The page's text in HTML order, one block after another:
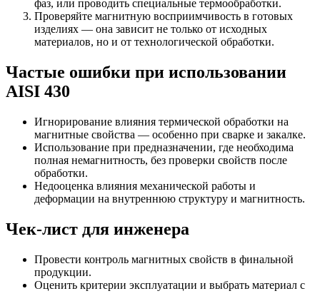
фаз, или проводить специальные термообработки.
Проверяйте магнитную восприимчивость в готовых
изделиях — она зависит не только от исходных
материалов, но и от технологической обработки.
Частые ошибки при использовании
AISI 430
Игнорирование влияния термической обработки на
магнитные свойства — особенно при сварке и закалке.
Использование при предназначении, где необходима
полная немагнитность, без проверки свойств после
обработки.
Недооценка влияния механической работы и
деформации на внутреннюю структуру и магнитность.
Чек-лист для инженера
Провести контроль магнитных свойств в финальной
продукции.
Оценить критерии эксплуатации и выбрать материал с